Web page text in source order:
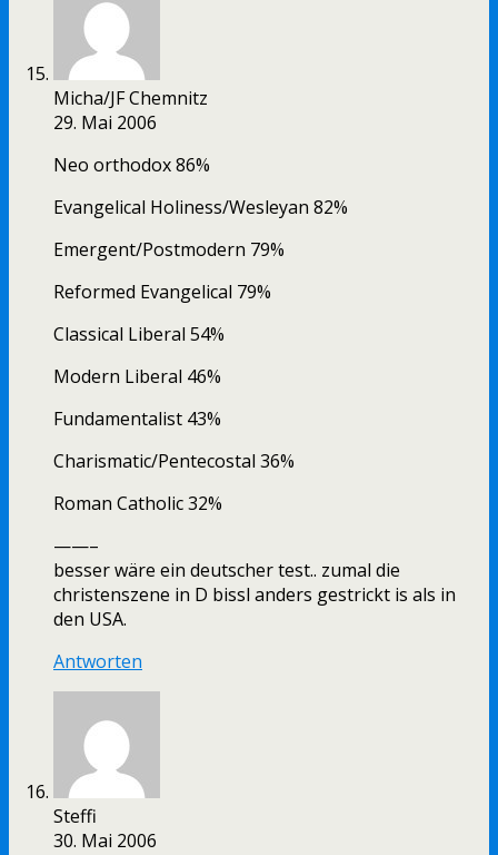
Micha/JF Chemnitz
29. Mai 2006
Neo orthodox 86%
Evangelical Holiness/Wesleyan 82%
Emergent/Postmodern 79%
Reformed Evangelical 79%
Classical Liberal 54%
Modern Liberal 46%
Fundamentalist 43%
Charismatic/Pentecostal 36%
Roman Catholic 32%
——–
besser wäre ein deutscher test.. zumal die
christenszene in D bissl anders gestrickt is als in
den USA.
Antworten
Steffi
30. Mai 2006